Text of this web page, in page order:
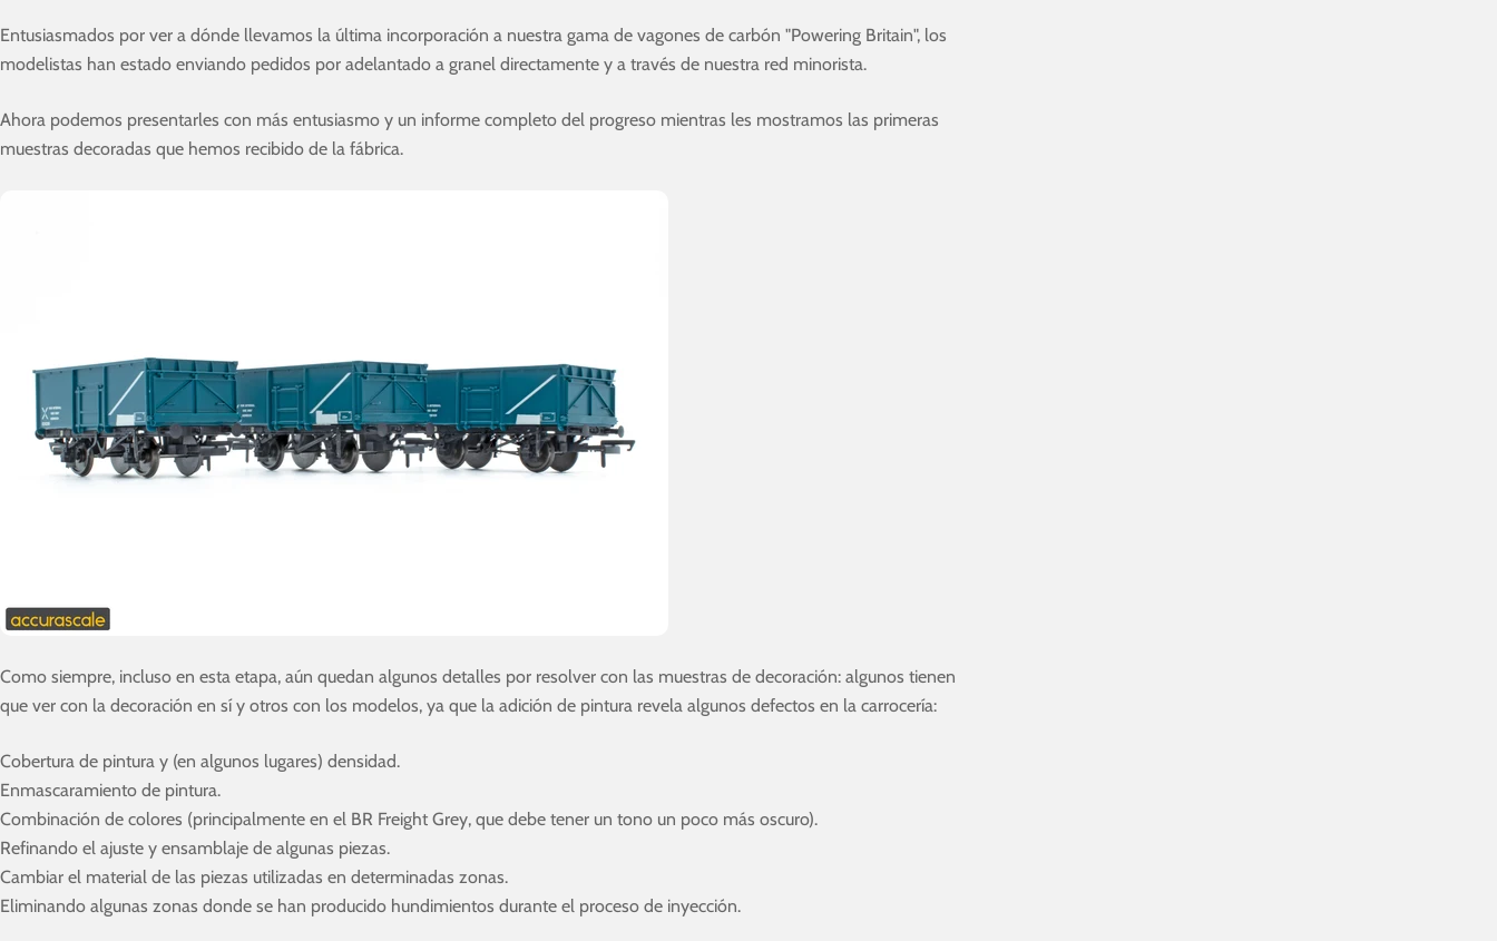
Entusiasmados por ver a dónde llevamos la última incorporación a nuestra gama de vagones de carbón "Powering Britain", los
modelistas han estado enviando pedidos por adelantado a granel directamente y a través de nuestra red minorista.
Ahora podemos presentarles con más entusiasmo y un informe completo del progreso mientras les mostramos las primeras
muestras decoradas que hemos recibido de la fábrica.
Como siempre, incluso en esta etapa, aún quedan algunos detalles por resolver con las muestras de decoración: algunos tienen
que ver con la decoración en sí y otros con los modelos, ya que la adición de pintura revela algunos defectos en la carrocería:
Cobertura de pintura y (en algunos lugares) densidad.
Enmascaramiento de pintura.
Combinación de colores (principalmente en el BR Freight Grey, que debe tener un tono un poco más oscuro).
Refinando el ajuste y ensamblaje de algunas piezas.
Cambiar el material de las piezas utilizadas en determinadas zonas.
Eliminando algunas zonas donde se han producido hundimientos durante el proceso de inyección.